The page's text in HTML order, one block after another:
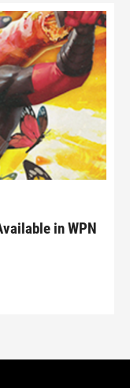
in WPN